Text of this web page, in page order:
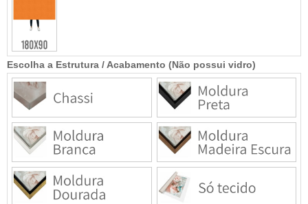
Escolha a Estrutura / Acabamento (Não possui vidro)